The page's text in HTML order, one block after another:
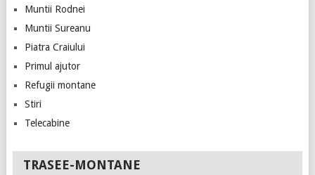
Muntii Rodnei
Muntii Sureanu
Piatra Craiului
Primul ajutor
Refugii montane
Stiri
Telecabine
TRASEE-MONTANE